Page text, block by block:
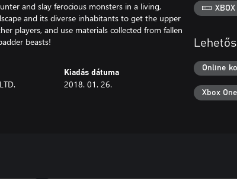
and slay ferocious monsters in a living,
and its diverse inhabitants to get the upper
players, and use materials collected from fallen
beasts!
Kiadás dátuma
2018. 01. 26.
Online
Xbox